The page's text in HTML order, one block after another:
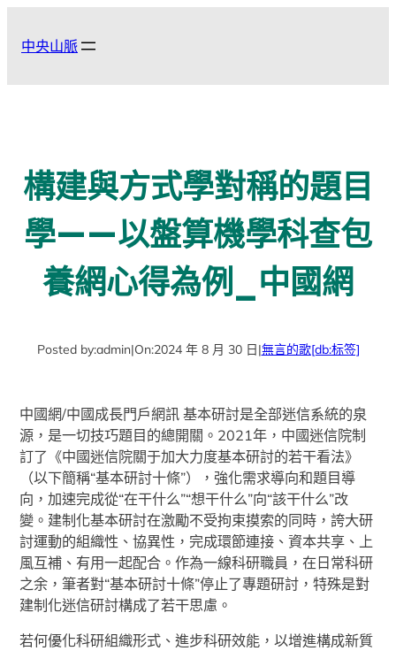
中央山脈
構建與方式學對稱的題目
學——以盤算機學科查包
養網心得為例_中國網
Posted by:admin|On:2024 年 8 月 30 日|無言的歌[db:标签]
中國網/中國成長門戶網訊 基本研討是全部迷信系統的泉
源，是一切技巧題目的總開關。2021年，中國迷信院制
訂了《中國迷信院關于加大力度基本研討的若干看法》
（以下簡稱“基本研討十條”），強化需求導向和題目導
向，加速完成從“在干什么”“想干什么”向“該干什么”改
變。建制化基本研討在激勵不受拘束摸索的同時，誇大研
討運動的組織性、協異性，完成環節連接、資本共享、上
風互補、有用一起配合。作為一線科研職員，在日常科研
之余，筆者對“基本研討十條”停止了專題研討，特殊是對
建制化迷信研討構成了若干思慮。
若何優化科研組織形式、進步科研效能，以增進構成新質